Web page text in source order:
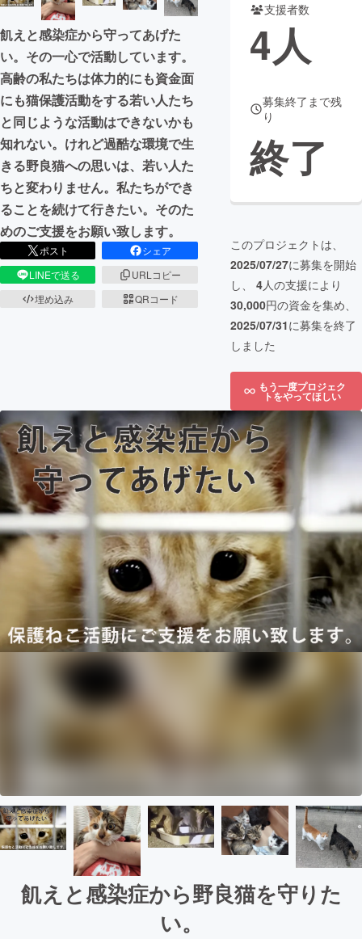
CAMPFIRE for Social Good CAMPFIRE Creation
CAMPFIREふるさと納税
コミュニティ
飢えと感染症から守ってあげた
い。その一心で活動しています。
高齢の私たちは体力的にも資金面
にも猫保護活動をする若い人たち
と同じような活動はできないかも
知れない。けれど過酷な環境で生
きる野良猫への思いは、若い人た
ちと変わりません。私たちができ
ることを続けて行きたい。そのた
めのご支援をお願い致します。
ポスト
シェア
LINEで送る
URLコピー
埋め込み
QRコード
支援者数
4人
募集終了まで残
り
終了
このプロジェクトは、
2025/07/27に募集を開始
し、 4人の支援により
30,000円の資金を集め、
2025/07/31に募集を終了
しました
もう一度プロジェク
トをやってほしい
飢えと感染症から野良猫を守りた
い。